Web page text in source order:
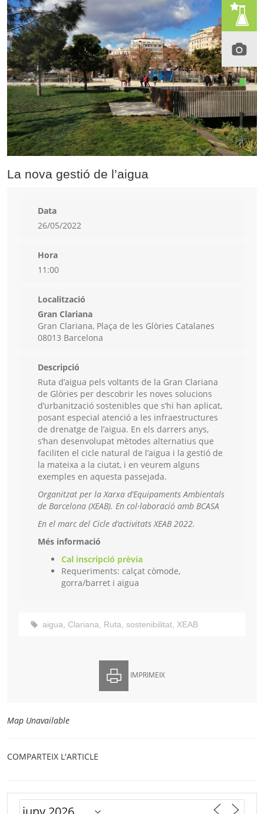
La nova gestió de l’aigua
Data
26/05/2022
Hora
11:00
Localització
Gran Clariana
Gran Clariana, Plaça de les Glòries Catalanes
08013 Barcelona
Descripció
Ruta d’aigua pels voltants de la Gran Clariana
de Glòries per descobrir les noves solucions
d’urbanització sostenibles que s’hi han aplicat,
posant especial atenció a les infraestructures
de drenatge de l’aigua. En els darrers anys,
s’han desenvolupat mètodes alternatius que
faciliten el cicle natural de l’aigua i la gestió de
la mateixa a la ciutat, i en veurem alguns
exemples en aquesta passejada.
Organitzat per la Xarxa d’Equipaments Ambientals
de Barcelona (XEAB). En col·laboració amb BCASA
En el marc del Cicle d’activitats XEAB 2022.
Més informació
Cal inscripció prèvia
Requeriments: calçat còmode,
gorra/barret i aigua
aigua, Clariana, Ruta, sostenibilitat, XEAB
IMPRIMEIX
Map Unavailable
COMPARTEIX L'ARTICLE